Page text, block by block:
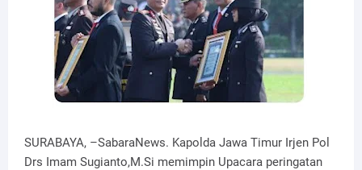
SURABAYA, –SabaraNews. Kapolda Jawa Timur Irjen Pol
Drs Imam Sugianto,M.Si memimpin Upacara peringatan